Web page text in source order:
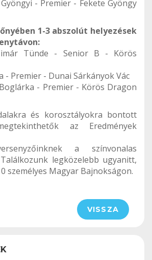
- Premier - Fekete Gyöngy
1-3 abszolút helyezések
Tünde - Senior B - Körös
- Premier - Dunai Sárkányok Vác
- Premier - Körös Dragon
és korosztályokra bontott
az Eredmények
a színvonalas
legközelebb ugyanitt,
személyes Magyar Bajnokságon.
VISSZA